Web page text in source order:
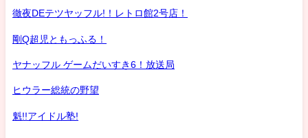
徹夜DEテツヤッフル!！レトロ館2号店！
剛Q超児ともっふる！
ヤナッフル ゲームだいすき6！放送局
ヒウラー総統の野望
魁!!アイドル塾!